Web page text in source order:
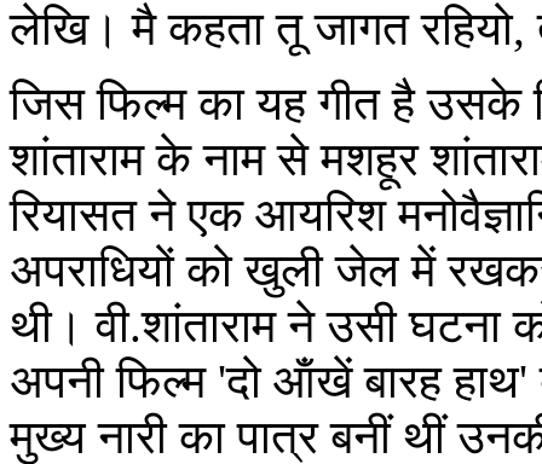
लेखि। मै कहता तू जागत रहियो,
जिस फिल्म का यह गीत है उसके
शांताराम के नाम से मशहूर
रियासत ने एक आयरिश
अपराधियों को खुली जेल में
थी। वी.शांताराम ने उसी
अपनी फिल्म 'दो ऑंखें बारह
मुख्य नारी का पात्र बनीं थीं